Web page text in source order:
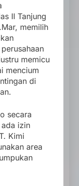
II Tanjung
memilih
memicu
mencium
di
secara
izin
Kimi
area